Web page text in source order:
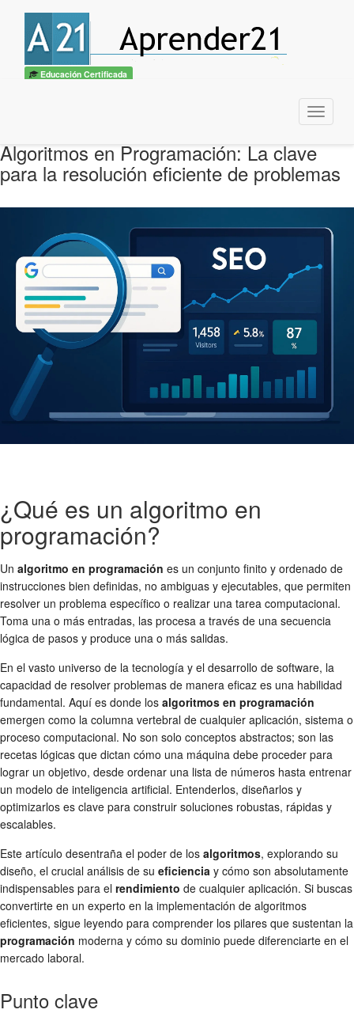
Educación Certificada
Menu
Algoritmos en Programación: La clave
para la resolución eficiente de problemas
¿Qué es un algoritmo en
programación?
Un algoritmo en programación es un conjunto finito y ordenado de
instrucciones bien definidas, no ambiguas y ejecutables, que permiten
resolver un problema específico o realizar una tarea computacional.
Toma una o más entradas, las procesa a través de una secuencia
lógica de pasos y produce una o más salidas.
En el vasto universo de la tecnología y el desarrollo de software, la
capacidad de resolver problemas de manera eficaz es una habilidad
fundamental. Aquí es donde los algoritmos en programación
emergen como la columna vertebral de cualquier aplicación, sistema o
proceso computacional. No son solo conceptos abstractos; son las
recetas lógicas que dictan cómo una máquina debe proceder para
lograr un objetivo, desde ordenar una lista de números hasta entrenar
un modelo de inteligencia artificial. Entenderlos, diseñarlos y
optimizarlos es clave para construir soluciones robustas, rápidas y
escalables.
Este artículo desentraña el poder de los algoritmos, explorando su
diseño, el crucial análisis de su eficiencia y cómo son absolutamente
indispensables para el rendimiento de cualquier aplicación. Si buscas
convertirte en un experto en la implementación de algoritmos
eficientes, sigue leyendo para comprender los pilares que sustentan la
programación moderna y cómo su dominio puede diferenciarte en el
mercado laboral.
Punto clave